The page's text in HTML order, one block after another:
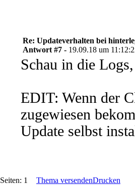
Re: Updateverhalten bei
Antwort #7 - 19.09.18 um
Schau in die
EDIT: Wenn der
zugewiesen
Update selbst
Seiten: 1 Thema versendenDrucken